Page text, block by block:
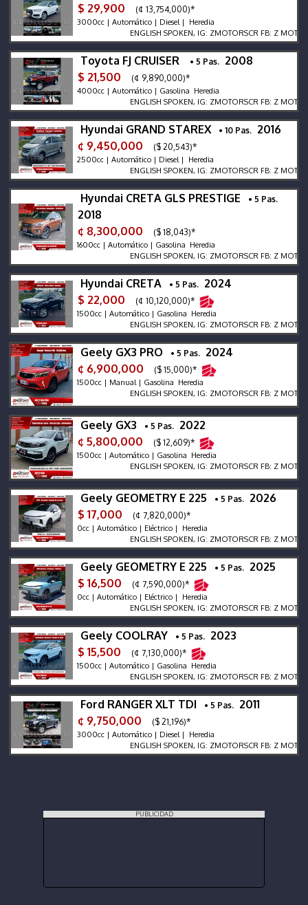
$ 29,900
(¢ 13,754,000)*
3000cc | Automático | Diesel | Heredia
ENGLISH SPOKEN, IG: ZMOTORSCR FB: Z MOTORS.
Toyota FJ CRUISER • 5 Pas. 2008
$ 21,500
(¢ 9,890,000)*
4000cc | Automático | Gasolina Heredia
ENGLISH SPOKEN, IG: ZMOTORSCR FB: Z MOTORS.
Hyundai GRAND STAREX • 10 Pas. 2016
¢ 9,450,000
($ 20,543)*
2500cc | Automático | Diesel | Heredia
ENGLISH SPOKEN, IG: ZMOTORSCR FB: Z MOTORS.
Hyundai CRETA GLS PRESTIGE • 5 Pas.
2018
¢ 8,300,000
($ 18,043)*
1600cc | Automático | Gasolina Heredia
ENGLISH SPOKEN, IG: ZMOTORSCR FB: Z MOTORS.
Hyundai CRETA • 5 Pas. 2024
$ 22,000
(¢ 10,120,000)*
1500cc | Automático | Gasolina Heredia
ENGLISH SPOKEN, IG: ZMOTORSCR FB: Z MOTORS.
Geely GX3 PRO • 5 Pas. 2024
¢ 6,900,000
($ 15,000)*
1500cc | Manual | Gasolina Heredia
ENGLISH SPOKEN, IG: ZMOTORSCR FB: Z MOTORS.
Geely GX3 • 5 Pas. 2022
¢ 5,800,000
($ 12,609)*
1500cc | Automático | Gasolina Heredia
ENGLISH SPOKEN, IG: ZMOTORSCR FB: Z MOTORS.
Geely GEOMETRY E 225 • 5 Pas. 2026
$ 17,000
(¢ 7,820,000)*
0cc | Automático | Eléctrico | Heredia
ENGLISH SPOKEN, IG: ZMOTORSCR FB: Z MOTORS.
Geely GEOMETRY E 225 • 5 Pas. 2025
$ 16,500
(¢ 7,590,000)*
0cc | Automático | Eléctrico | Heredia
ENGLISH SPOKEN, IG: ZMOTORSCR FB: Z MOTORS.
Geely COOLRAY • 5 Pas. 2023
$ 15,500
(¢ 7,130,000)*
1500cc | Automático | Gasolina Heredia
ENGLISH SPOKEN, IG: ZMOTORSCR FB: Z MOTORS.
Ford RANGER XLT TDI • 5 Pas. 2011
¢ 9,750,000
($ 21,196)*
3000cc | Automático | Diesel | Heredia
ENGLISH SPOKEN, IG: ZMOTORSCR FB: Z MOTORS.
PUBLICIDAD